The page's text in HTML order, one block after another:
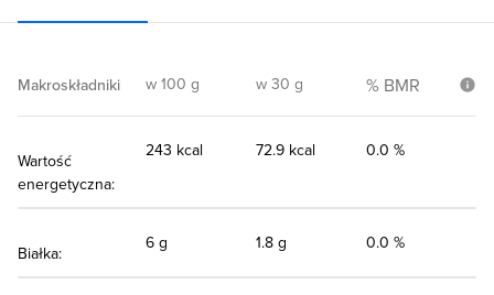
Makroskładniki w 100 g w 30 g % BMR
Wartość
energetyczna:
243 kcal 72.9 kcal 0.0 %
Białka:
6 g 1.8 g 0.0 %